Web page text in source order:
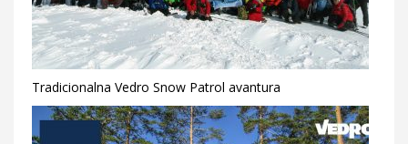
Tradicionalna Vedro Snow Patrol avantura